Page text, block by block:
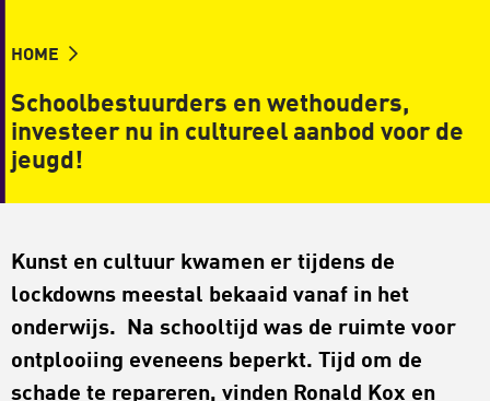
HOME
Schoolbestuurders en wethouders,
investeer nu in cultureel aanbod voor de
jeugd!
Kunst en cultuur kwamen er tijdens de
lockdowns meestal bekaaid vanaf in het
onderwijs. Na schooltijd was de ruimte voor
ontplooiing eveneens beperkt. Tijd om de
schade te repareren, vinden Ronald Kox en